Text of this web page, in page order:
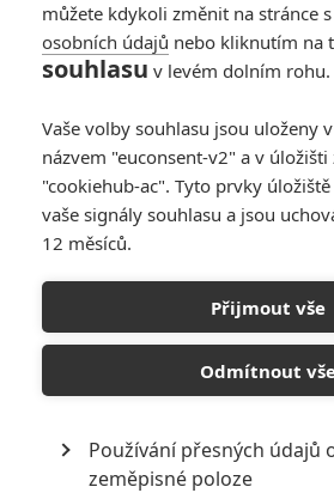
Počet obrázků: 1
Komentáře
Počet komentářů: 0
můžete kdykoli změnit na stránce s
osobních údajů nebo kliknutím na
souhlasu v levém dolním rohu.
Vaše volby souhlasu jsou uloženy
názvem "euconsent-v2" a v
"cookiehub-ac". Tyto prvky
vaše signály souhlasu a jsou
12 měsíců.
Přijmout vše
Odmítnout
Používání přesných údajů
zeměpisné poloze